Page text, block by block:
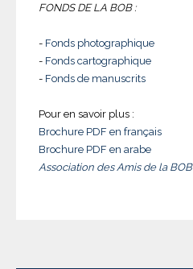
FONDS DE LA BOB :
- Fonds photographique
- Fonds cartographique
- Fonds de manuscrits
Pour en savoir plus :
Brochure PDF en français
Brochure PDF en arabe
Association des Amis de la BOB